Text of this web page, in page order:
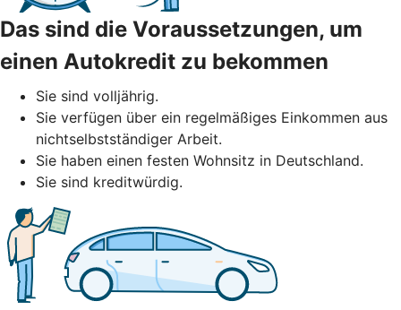
Das sind die Voraussetzungen, um
einen Autokredit zu bekommen
Sie sind volljährig.
Sie verfügen über ein regelmäßiges Einkommen aus
nichtselbstständiger Arbeit.
Sie haben einen festen Wohnsitz in Deutschland.
Sie sind kreditwürdig.